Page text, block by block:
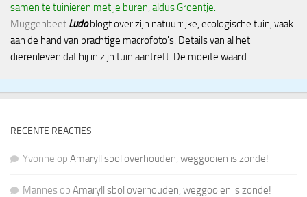
samen te tuinieren met je buren, aldus Groentje.
Muggenbeet Ludoblogt over zijn natuurrijke, ecologische tuin, vaak
aan de hand van prachtige macrofoto's. Details van al het
dierenleven dat hij in zijn tuin aantreft. De moeite waard.
RECENTE REACTIES
Yvonne op Amaryllisbol overhouden, weggooien is zonde!
Mannes op Amaryllisbol overhouden, weggooien is zonde!